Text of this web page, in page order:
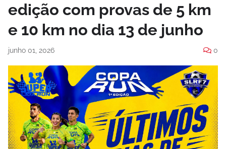
edição com provas de 5 km
e 10 km no dia 13 de junho
junho 01, 2026 0